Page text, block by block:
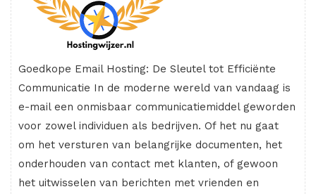
Goedkope Email Hosting: De Sleutel tot Efficiënte
Communicatie In de moderne wereld van vandaag is
e-mail een onmisbaar communicatiemiddel geworden
voor zowel individuen als bedrijven. Of het nu gaat
om het versturen van belangrijke documenten, het
onderhouden van contact met klanten, of gewoon
het uitwisselen van berichten met vrienden en